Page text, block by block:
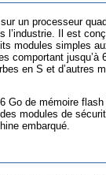
un processeur
l’industrie. Il est
modules simples
comportant jusqu’à
en S et d’autres
Go de mémoire
modules de
embarqué.